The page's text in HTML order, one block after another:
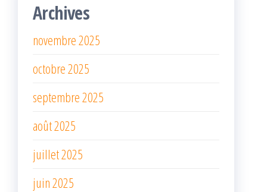
Archives
novembre 2025
octobre 2025
septembre 2025
août 2025
juillet 2025
juin 2025